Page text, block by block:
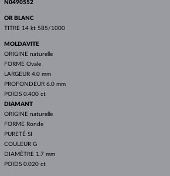
N0490552
OR BLANC
TITRE 14 kt 585/1000
MOLDAVITE
ORIGINE naturelle
FORME Ovale
LARGEUR 4.0 mm
PROFONDEUR 6.0 mm
POIDS 0.400 ct
DIAMANT
ORIGINE naturelle
FORME Ronde
PURETÉ SI
COULEUR G
DIAMÈTRE 1.7 mm
POIDS 0.020 ct